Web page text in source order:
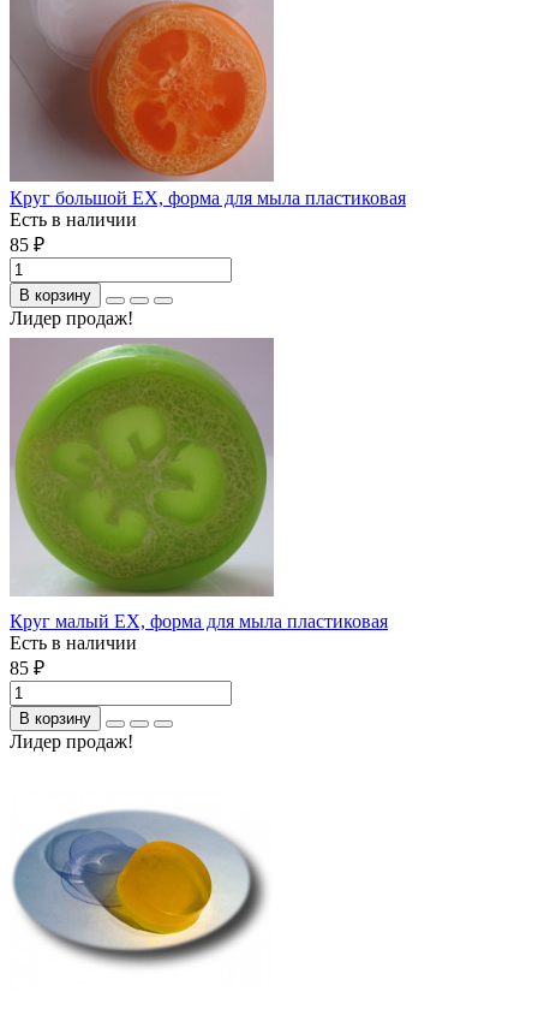
Круг большой ЕХ, форма для мыла пластиковая
Есть в наличии
85 ₽
В корзину
Лидер продаж!
Круг малый ЕХ, форма для мыла пластиковая
Есть в наличии
85 ₽
В корзину
Лидер продаж!